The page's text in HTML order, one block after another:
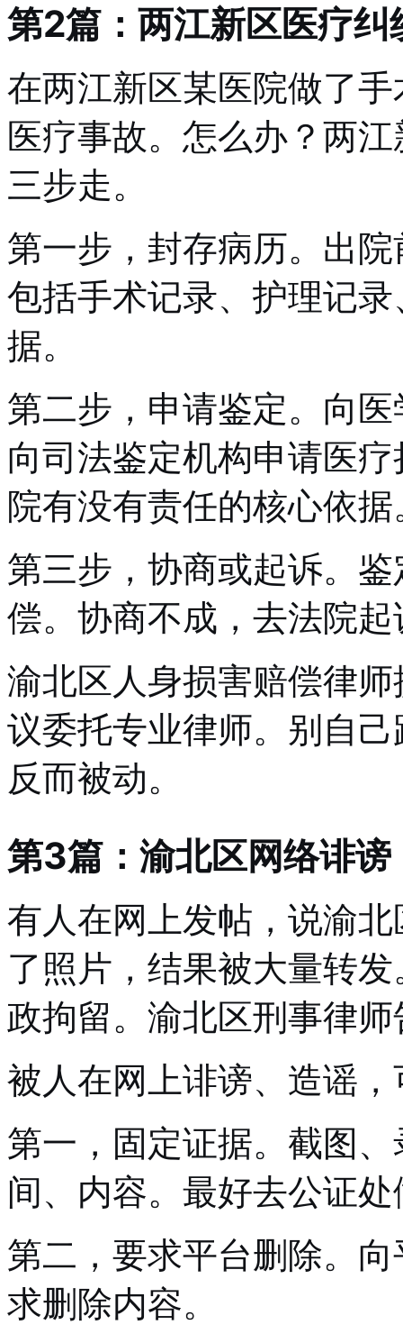
第2篇：两江新区医疗
在两江新区某医院做了
医疗事故。怎么办？两
三步走。
第一步，封存病历。出
包括手术记录、护理记
据。
第二步，申请鉴定。向
向司法鉴定机构申请医
院有没有责任的核心依据
第三步，协商或起诉。
偿。协商不成，去法院起
渝北区人身损害赔偿律
议委托专业律师。别自
反而被动。
第3篇：渝北区网络诽
有人在网上发帖，说渝
了照片，结果被大量转
政拘留。渝北区刑事律
被人在网上诽谤、造谣
第一，固定证据。截图
间、内容。最好去公证
第二，要求平台删除。
求删除内容。